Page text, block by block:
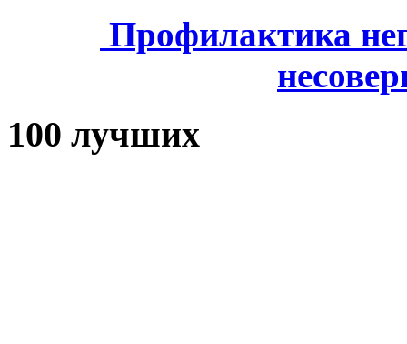
Профилактика
100 лучших